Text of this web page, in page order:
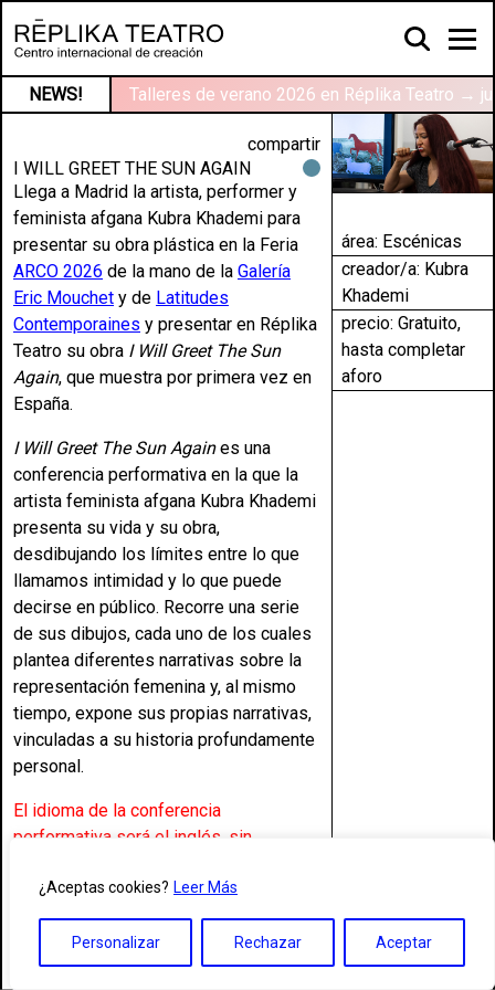
¿Aceptas cookies? Leer Más
Personalizar Rechazar Aceptar
NEWS! Talleres de verano 2026 en Réplika Teatro →
compartir
I WILL GREET THE SUN AGAIN
Llega a Madrid la artista, performer y
feminista afgana Kubra Khademi para
presentar su obra plástica en la Feria
ARCO 2026 de la mano de la Galería
Eric Mouchet y de Latitudes
Contemporaines y presentar en Réplika
Teatro su obra I Will Greet The Sun
Again, que muestra por primera vez en
España.
I Will Greet The Sun Againes una
conferencia performativa en la que la
artista feminista afgana Kubra Khademi
presenta su vida y su obra,
desdibujando los límites entre lo que
llamamos intimidad y lo que puede
decirse en público. Recorre una serie
de sus dibujos, cada uno de los cuales
plantea diferentes narrativas sobre la
representación femenina y, al mismo
tiempo, expone sus propias narrativas,
vinculadas a su historia profundamente
personal.
El idioma de la conferencia
performativa será el inglés, sin
área: Escénicas
creador/a: Kubra
Khademi
precio: Gratuito,
hasta completar
aforo